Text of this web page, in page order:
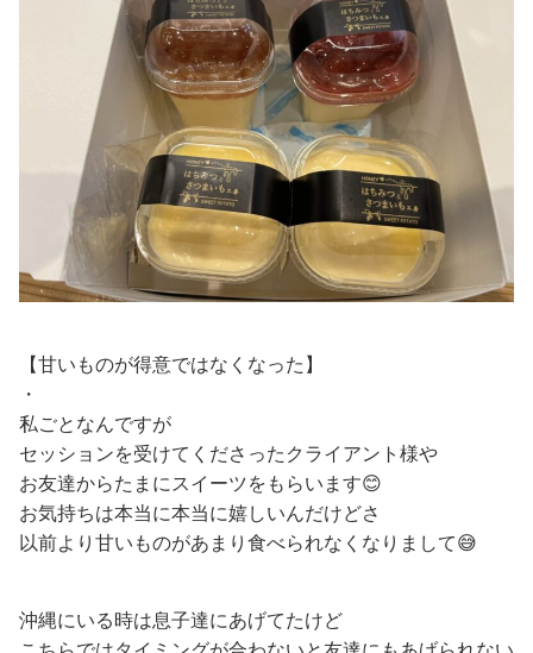
【甘いものが得意ではなくなった】
・
私ごとなんですが
セッションを受けてくださったクライアント様や
お友達からたまにスイーツをもらいます😊
お気持ちは本当に本当に嬉しいんだけどさ
以前より甘いものがあまり食べられなくなりまして😅
沖縄にいる時は息子達にあげてたけど